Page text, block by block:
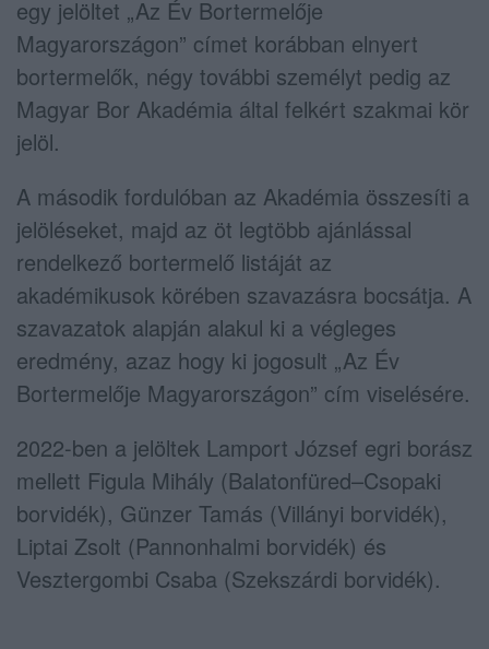
egy jelöltet „Az Év Bortermelője
Magyarországon” címet korábban elnyert
bortermelők, négy további személyt pedig az
Magyar Bor Akadémia által felkért szakmai kör
jelöl.
A második fordulóban az Akadémia összesíti a
jelöléseket, majd az öt legtöbb ajánlással
rendelkező bortermelő listáját az
akadémikusok körében szavazásra bocsátja. A
szavazatok alapján alakul ki a végleges
eredmény, azaz hogy ki jogosult „Az Év
Bortermelője Magyarországon” cím viselésére.
2022-ben a jelöltek Lamport József egri borász
mellett Figula Mihály (Balatonfüred–Csopaki
borvidék), Günzer Tamás (Villányi borvidék),
Liptai Zsolt (Pannonhalmi borvidék) és
Vesztergombi Csaba (Szekszárdi borvidék).